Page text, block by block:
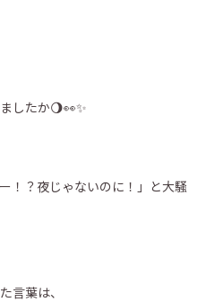
したか🌖👀✨
！？夜じゃないのに！」と大騒
言葉は、